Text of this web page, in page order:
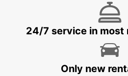
MILAN GALVANI - IKC
24/7 service in most
Only new